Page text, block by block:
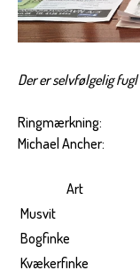
Der er selvfølgelig
Ringmærkning:
Michael Ancher:
Art
Musvit
Bogfinke
Kvækerfinke